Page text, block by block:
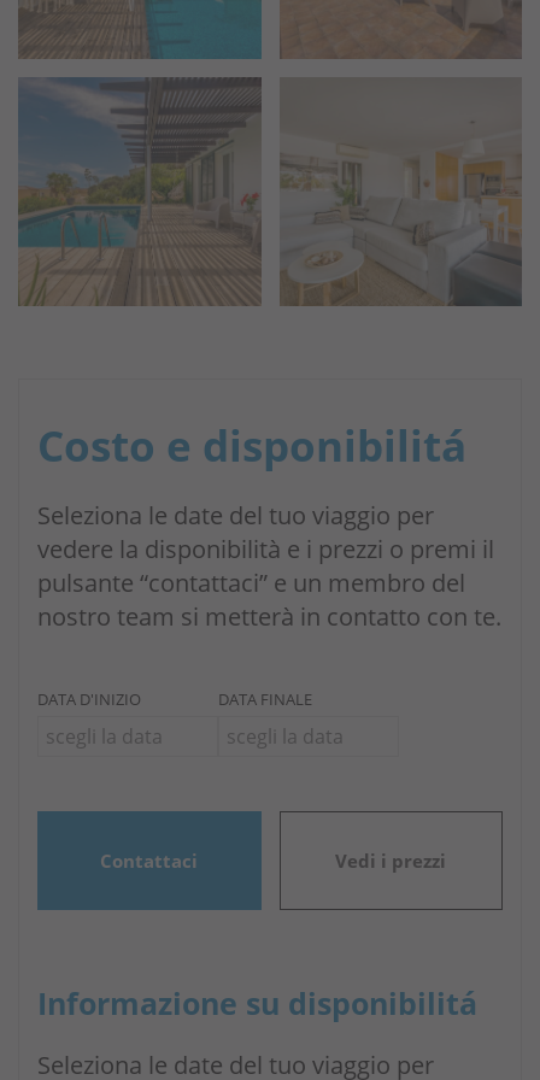
Costo e disponibilitá
Seleziona le date del tuo viaggio per
vedere la disponibilità e i prezzi o premi il
pulsante “contattaci” e un membro del
nostro team si metterà in contatto con te.
DATA D'INIZIO DATA FINALE
Contattaci Vedi i prezzi
Informazione su disponibilitá
Seleziona le date del tuo viaggio per